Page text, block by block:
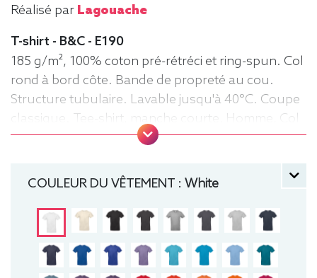
Réalisé par Lagouache
T-shirt - B&C - E190
185 g/m², 100% coton pré-rétréci et ring-spun. Col
rond à bord côte. Bande de propreté au cou.
Structure tubulaire. Lavable jusqu'à 40°C. Coupe
classique. Tee-shirt, manche courte, Homme, Col
rond, B&C
COULEUR DU VÊTEMENT : White